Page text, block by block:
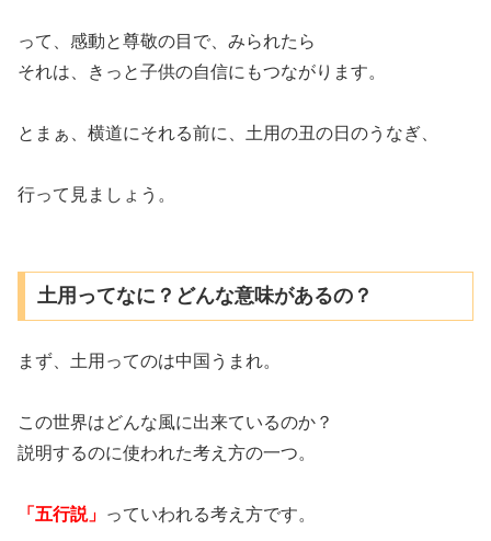
って、感動と尊敬の目で、みられたら
それは、きっと子供の自信にもつながります。
とまぁ、横道にそれる前に、土用の丑の日のうなぎ、
行って見ましょう。
土用ってなに？どんな意味があるの？
まず、土用ってのは中国うまれ。
この世界はどんな風に出来ているのか？
説明するのに使われた考え方の一つ。
「五行説」 っていわれる考え方です。